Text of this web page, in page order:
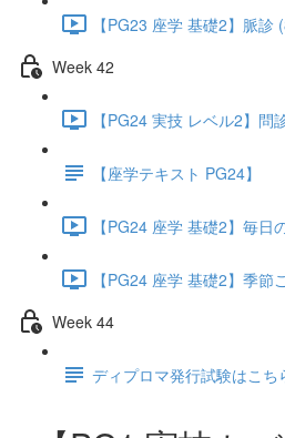
【PG23 座学 基礎2】脈診
Week 42
【PG24 実技 レベル2】問
【座学テキスト PG24】
【PG24 座学 基礎2】毎日
【PG24 座学 基礎2】季
Week 44
ディプロマ発行試験はこち